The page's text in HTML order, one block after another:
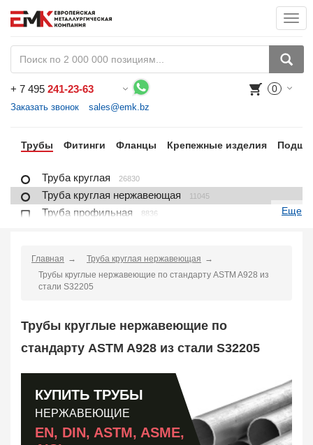
+ 7 495 241-23-63
Заказать звонок sales@emk.bz
0
Трубы Фитинги Фланцы Крепежные изделия
Труба круглая 26830
Труба круглая нержавеющая 11045
Труба профильная 8836
Труба футерованная 1
Труба в изоляции
Трубная заготовка
Заказать в 1 клик
Еще
Главная
Труба круглая нержавеющая
Трубы круглые нержавеющие по стандарту ASTM A928 из
стали S32205
Трубы круглые нержавеющие по
стандарту ASTM A928 из стали S32205
КУПИТЬ ТРУБЫ
НЕРЖАВЕЮЩИЕ
EN, DIN, ASTM, ASME,